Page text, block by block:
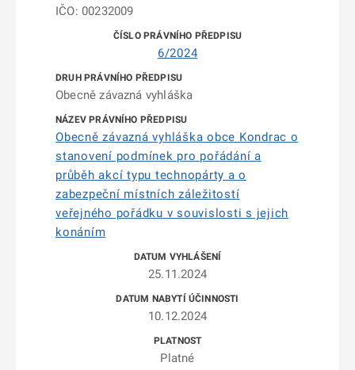
IČO: 00232009
6/2024
Obecně závazná vyhláška
Obecně závazná vyhláška obce Kondrac o
stanovení podmínek pro pořádání a
průběh akcí typu technopárty a o
zabezpeční místních záležitostí
veřejného pořádku v souvislosti s jejich
konáním
25.11.2024
10.12.2024
Platné